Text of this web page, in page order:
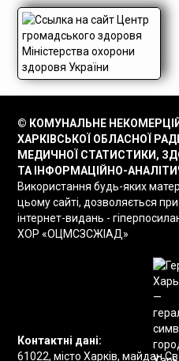
© КОМУНАЛЬНЕ
ХАРКІВСЬКОЇ ОБЛАСНОЇ
МЕДИЧНОЇ СТАТИСТИКИ,
ТА ІНФОРМАЦІЙНО-
Використання будь-яких
цьому сайті, дозволяється
інтернет-видань -
ХОР «ОЦМСЗСЖІАД»
Контактні дані:
61022, місто Харків, майдан